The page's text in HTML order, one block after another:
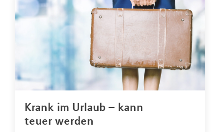
Krank im Urlaub – kann
teuer werden